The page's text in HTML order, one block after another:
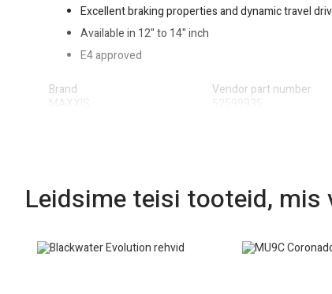
Excellent braking properties and dynamic travel
Available in 12" to 14" inch
E4 approved
Brand
Vendor part number
Leidsime teisi tooteid, mis